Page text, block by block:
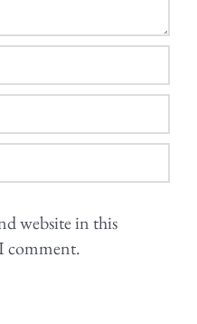
website in this
comment.